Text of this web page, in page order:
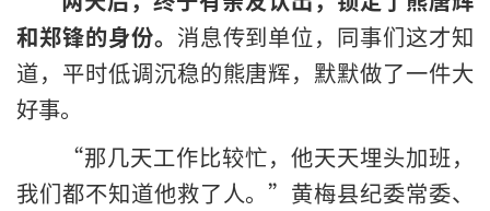
和郑锋的身份。 消息传到单位，同事们这才知
道，平时低调沉稳的熊唐辉，默默做了一件大
好事。
“那几天工作比较忙，他天天埋头加班，
我们都不知道他救了人。”黄梅县纪委常委、